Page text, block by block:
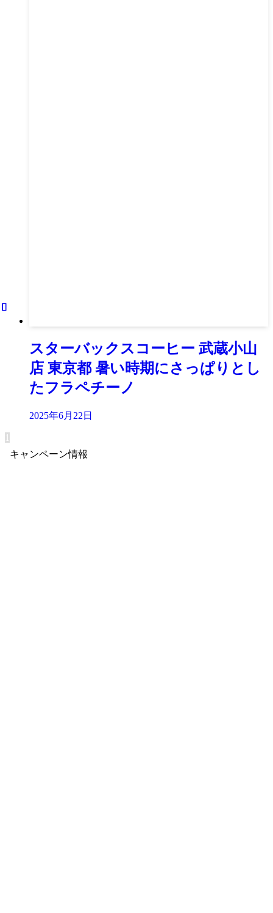
スターバックスコーヒー 武蔵小山
店 東京都 暑い時期にさっぱりとし
たフラペチーノ
2025年6月22日
1
キャンペーン情報